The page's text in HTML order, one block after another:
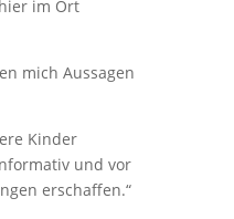
im Ort
mich Aussagen
Kinder
und vor
erschaffen.“